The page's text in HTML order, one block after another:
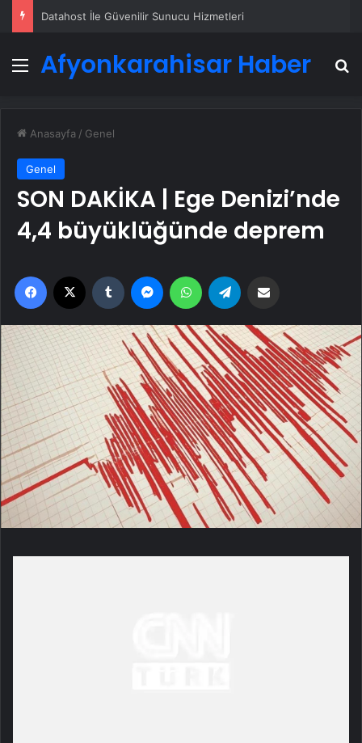
Datahost İle Güvenilir Sunucu Hizmetleri
Menü
Afyonkarahisar Haber
Anasayfa / Genel
Genel
SON DAKİKA | Ege Denizi’nde
4,4 büyüklüğünde deprem
Facebook Tumblr MessengerWhatsApp